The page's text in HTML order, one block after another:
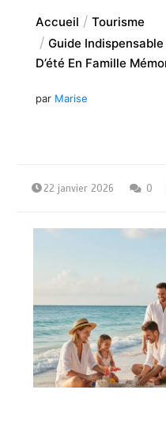
Accueil
Tourisme
Guide
D’été En Famille
par Marise
22 janvier 2026 0